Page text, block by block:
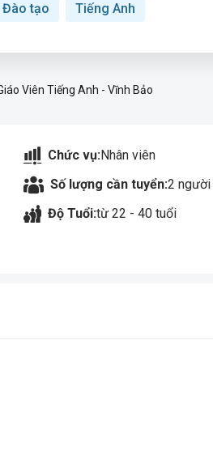
Đào tạo Tiếng Anh
Viên Tiếng Anh - Vĩnh Bảo
Chức vụ:Nhân viên
Số lượng cần tuyển:2 người
Độ Tuổi:từ 22 - 40 tuổi